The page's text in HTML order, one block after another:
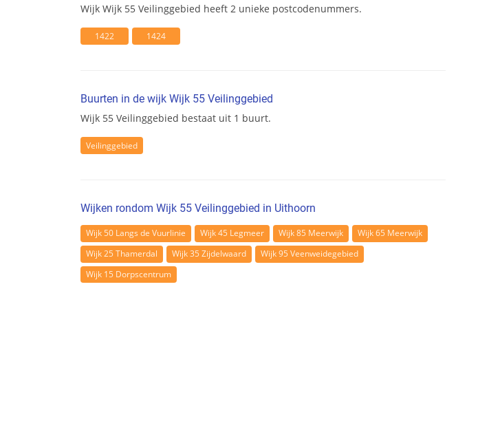
Wijk Wijk 55 Veilinggebied heeft 2 unieke postcodenummers.
1422 1424
Buurten in de wijk Wijk 55 Veilinggebied
Wijk 55 Veilinggebied bestaat uit 1 buurt.
Veilinggebied
Wijken rondom Wijk 55 Veilinggebied in Uithoorn
Wijk 50 Langs de Vuurlinie Wijk 45 Legmeer Wijk 85 Meerwijk
Wijk 65 Meerwijk
Wijk 25 Thamerdal
Wijk 35 Zijdelwaard
Wijk 95 Veenweidegebied
Wijk 15 Dorpscentrum